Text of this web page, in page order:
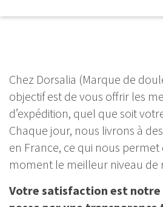
Chez Dorsalia (Marque de
objectif est de vous offrir les
d’expédition, quel que soit
Chaque jour, nous livrons à
en France, ce qui nous
moment le meilleur niveau de
Votre satisfaction est